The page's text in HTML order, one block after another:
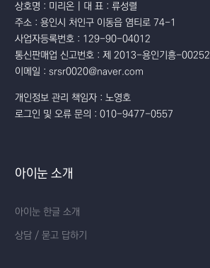
상호명 : 미리온 | 대 표 : 류성렬
주소 : 용인시 처인구 이동읍 염티로 74-1
사업자등록번호 : 129-90-04012
통신판매업 신고번호 : 제 2013-용인기흥-00252
이메일 : srsr0020@naver.com
개인정보 관리 책임자 : 노영호
로그인 및 오류 문의 : 010-9477-0557
아이눈 소개
아이눈 한글 소개
상담 / 묻고 답하기